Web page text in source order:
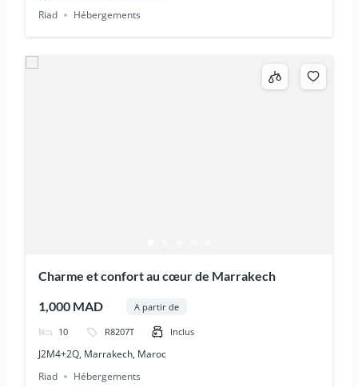
Riad
Hébergements
Charme et confort au cœur de Marrakech
1,000 MAD A partir de
10 R8207T Inclus
J2M4+2Q, Marrakech, Maroc
Riad
Hébergements